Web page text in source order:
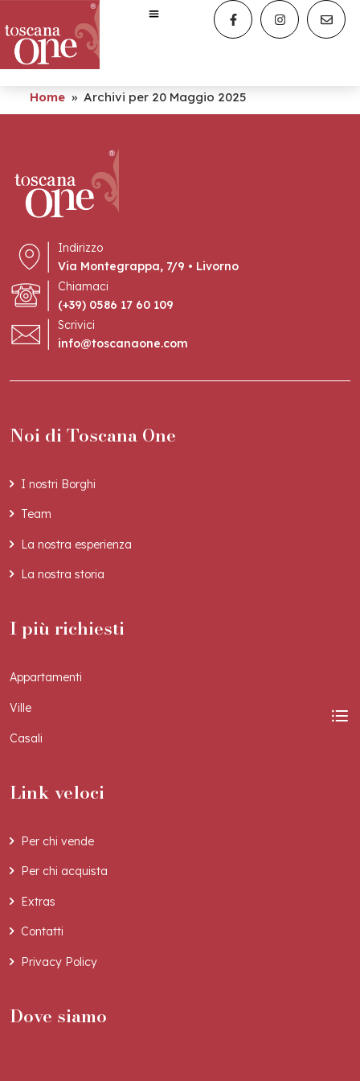
Home » Archivi per 20 Maggio 2025
Indirizzo
Via Montegrappa, 7/9 • Livorno
Chiamaci
(+39) 0586 17 60 109
Scrivici
info@toscanaone.com
Noi di Toscana One
I nostri Borghi
Team
La nostra esperienza
La nostra storia
I più richiesti
Appartamenti
Ville
Casali
Link veloci
Per chi vende
Per chi acquista
Extras
Contatti
Privacy Policy
Dove siamo